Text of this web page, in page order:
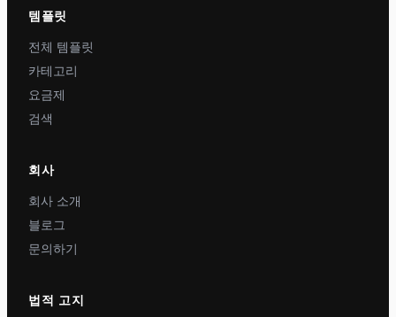
템플릿
전체 템플릿
카테고리
요금제
검색
회사
회사 소개
블로그
문의하기
법적 고지